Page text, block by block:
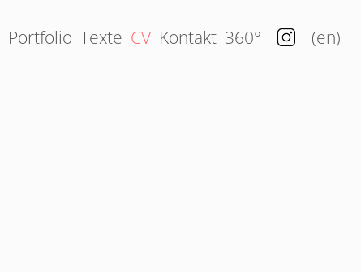
Portfolio Texte CV Kontakt 360° en